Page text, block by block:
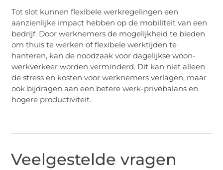
Tot slot kunnen flexibele werkregelingen een
aanzienlijke impact hebben op de mobiliteit van een
bedrijf. Door werknemers de mogelijkheid te bieden
om thuis te werken of flexibele werktijden te
hanteren, kan de noodzaak voor dagelijkse woon-
werkverkeer worden verminderd. Dit kan niet alleen
de stress en kosten voor werknemers verlagen, maar
ook bijdragen aan een betere werk-privébalans en
hogere productiviteit.
Veelgestelde vragen